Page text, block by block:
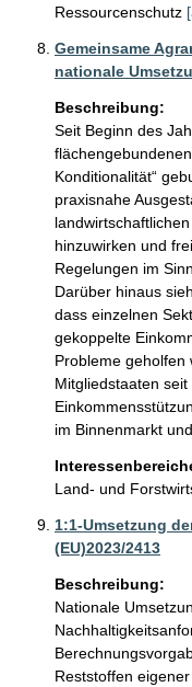
Ressourcenschutz
Gemeinsame
nationale
Beschreibung:
Seit Beginn des
Konditionalität“
praxisnahe
hinzuwirken und
Regelungen im
Darüber hinaus
dass einzelnen
gekoppelte
Probleme geholfen
Mitgliedstaaten
im Binnenmarkt
Land- und
1:1-Umsetzung
(EU)2023/2413
Beschreibung:
Nationale
Reststoffen